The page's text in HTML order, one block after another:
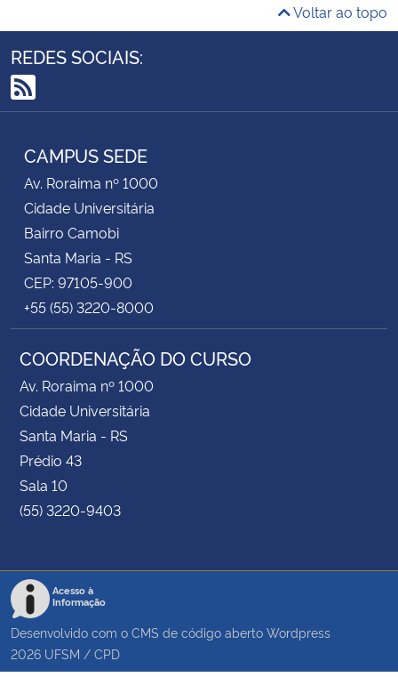
Voltar ao topo
REDES SOCIAIS:
RSS
CAMPUS SEDE
Av. Roraima nº 1000
Cidade Universitária
Bairro Camobi
Santa Maria - RS
CEP: 97105-900
+55 (55) 3220-8000
COORDENAÇÃO DO CURSO
Av. Roraima nº 1000
Cidade Universitária
Santa Maria - RS
Prédio 43
Sala 10
(55) 3220-9403
Acesso à
Informação
Desenvolvido com o CMS de código aberto Wordpress
2026 UFSM / CPD